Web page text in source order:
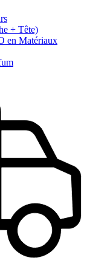
+ Tête)
en Matériaux